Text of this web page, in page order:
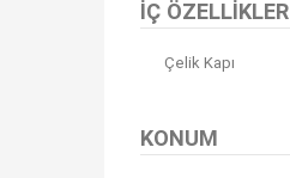
İÇ ÖZELLIKLER
Çelik Kapı
KONUM